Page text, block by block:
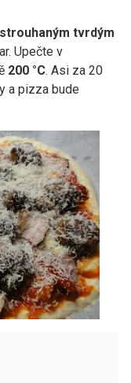
strouhaným tvrdým
Upečte v
200 °C. Asi za 20
a pizza bude